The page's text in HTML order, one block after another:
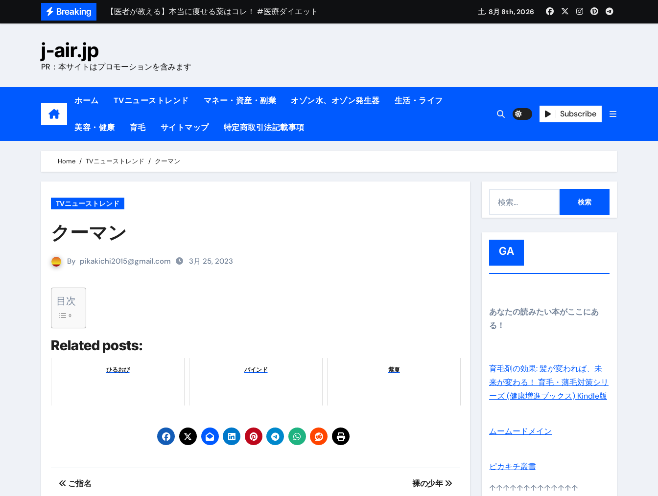
Breaking
【医者が教える】本当に痩せる薬はコレ！ #医療ダイエット
【医者が解説】このふくらはぎ痩せ本当に効果ある？ #エクササイズ
【ダイエット迷子必見】38歳人生最後のダイエット、食事はこれからやりました！【あすけん活用術】
【1日ダイエットルーティン】運動なしで2ヶ月で10kg減量した、私の痩せる9つの習慣 | レシピ付き | ダイエット中の食事
青森県震度6とベネゼエラM7級地震の関連性は？
Cookie同意管理ツール「STRIGHT」取り扱い開始＆リリース記念キャンペーン【ムームードメイン】
【輸入消費税】輸入に消費税はかかるのか？勘定科目・仕訳・申告書記載方法
【必見】融資受けるなら”コレ”を確実に取り組むべき！ #shorts
【誰でも出来る】3万円が10％増量の「33000円」になる！
【超高騰】爆上がりしたビットコインに695万円も投資してる営業39歳サラリーマン【2025年10月3日】 #bitcoin #全財産 #暗号資産
土. 8月 8th, 2026
j-air.jp
PR：本サイトはプロモーションを含みます
ホーム TVニューストレンド マネー・資産・副業 オゾン水、オゾン発生器 生活・ライフ
美容・健康 育毛 サイトマップ 特定商取引法記載事項
Subscribe
Home TVニューストレンド クーマン
TVニューストレンド
クーマン
By pikakichi2015@gmail.com 3月 25, 2023
目次
Related posts:
ひるおび バインド 紫夏
投 ご指名 裸の少年
GA
あなたの読みたい本がここにあ
る！
育毛剤の効果: 髪が変われば、未
来が変わる！ 育毛・薄毛対策シリ
ーズ (健康増進ブックス) Kindle版
ムームードメイン
ピカキチ叢書
↑↑↑↑↑↑↑↑↑↑↑↑↑